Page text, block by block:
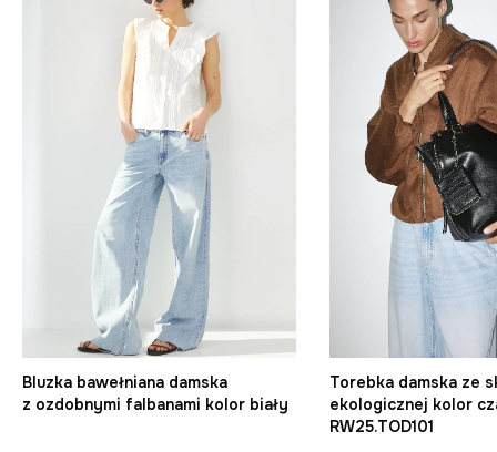
Bluzka bawełniana damska
z ozdobnymi falbanami kolor biały
Torebka damska ze
ekologicznej kolor
RW25.TOD101